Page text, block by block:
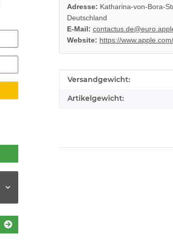
Adresse: Katharina-von-Bora-
Deutschland
E-Mail:
Website: https://
Produkteigenschaft
Wert
Versandgewicht:
Artikelgewicht: